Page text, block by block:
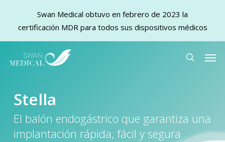
search
Stella
El balón endogástrico que garantiza una
implantación rápida, fácil y segura
Swan Medical obtuvo en febrero de 2023 la
certificación MDR para todos sus dispositivos médicos